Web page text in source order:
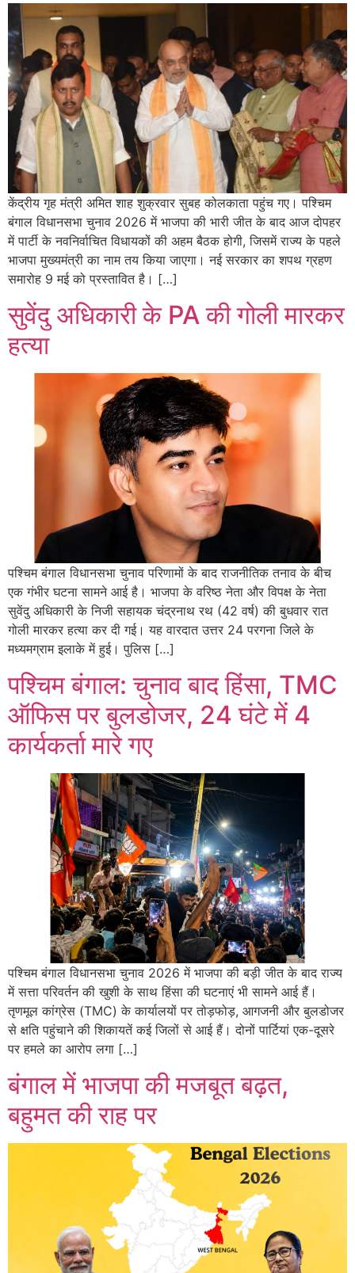
केंद्रीय गृह मंत्री अमित शाह शुक्रवार सुबह कोलकाता पहुंच गए। पश्चिम
बंगाल विधानसभा चुनाव 2026 में भाजपा की भारी जीत के बाद आज दोपहर
में पार्टी के नवनिर्वाचित विधायकों की अहम बैठक होगी, जिसमें राज्य के पहले
भाजपा मुख्यमंत्री का नाम तय किया जाएगा। नई सरकार का शपथ ग्रहण
समारोह 9 मई को प्रस्तावित है। […]
सुवेंदु अधिकारी के PA की गोली मारकर
हत्या
पश्चिम बंगाल विधानसभा चुनाव परिणामों के बाद राजनीतिक तनाव के बीच
एक गंभीर घटना सामने आई है। भाजपा के वरिष्ठ नेता और विपक्ष के नेता
सुवेंदु अधिकारी के निजी सहायक चंद्रनाथ रथ (42 वर्ष) की बुधवार रात
गोली मारकर हत्या कर दी गई। यह वारदात उत्तर 24 परगना जिले के
मध्यमग्राम इलाके में हुई। पुलिस […]
पश्चिम बंगाल: चुनाव बाद हिंसा, TMC
ऑफिस पर बुलडोजर, 24 घंटे में 4
कार्यकर्ता मारे गए
पश्चिम बंगाल विधानसभा चुनाव 2026 में भाजपा की बड़ी जीत के बाद राज्य
में सत्ता परिवर्तन की खुशी के साथ हिंसा की घटनाएं भी सामने आई हैं।
तृणमूल कांग्रेस (TMC) के कार्यालयों पर तोड़फोड़, आगजनी और बुलडोजर
से क्षति पहुंचाने की शिकायतें कई जिलों से आई हैं। दोनों पार्टियां एक-दूसरे
पर हमले का आरोप लगा […]
बंगाल में भाजपा की मजबूत बढ़त,
बहुमत की राह पर